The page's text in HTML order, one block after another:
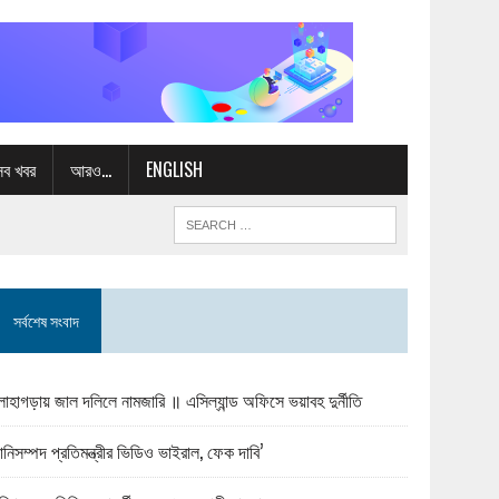
খবর আরও… ENGLISH
সর্বশেষ সংবাদ
জাল দলিলে নামজারি ॥ এসিল্যান্ড অফিসে ভয়াবহ দুর্নীতি
প্রতিমন্ত্রীর ভিডিও ভাইরাল, ফেক দাবি’